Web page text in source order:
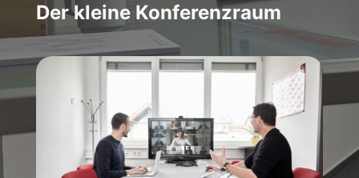
Der kleine Konferenzraum